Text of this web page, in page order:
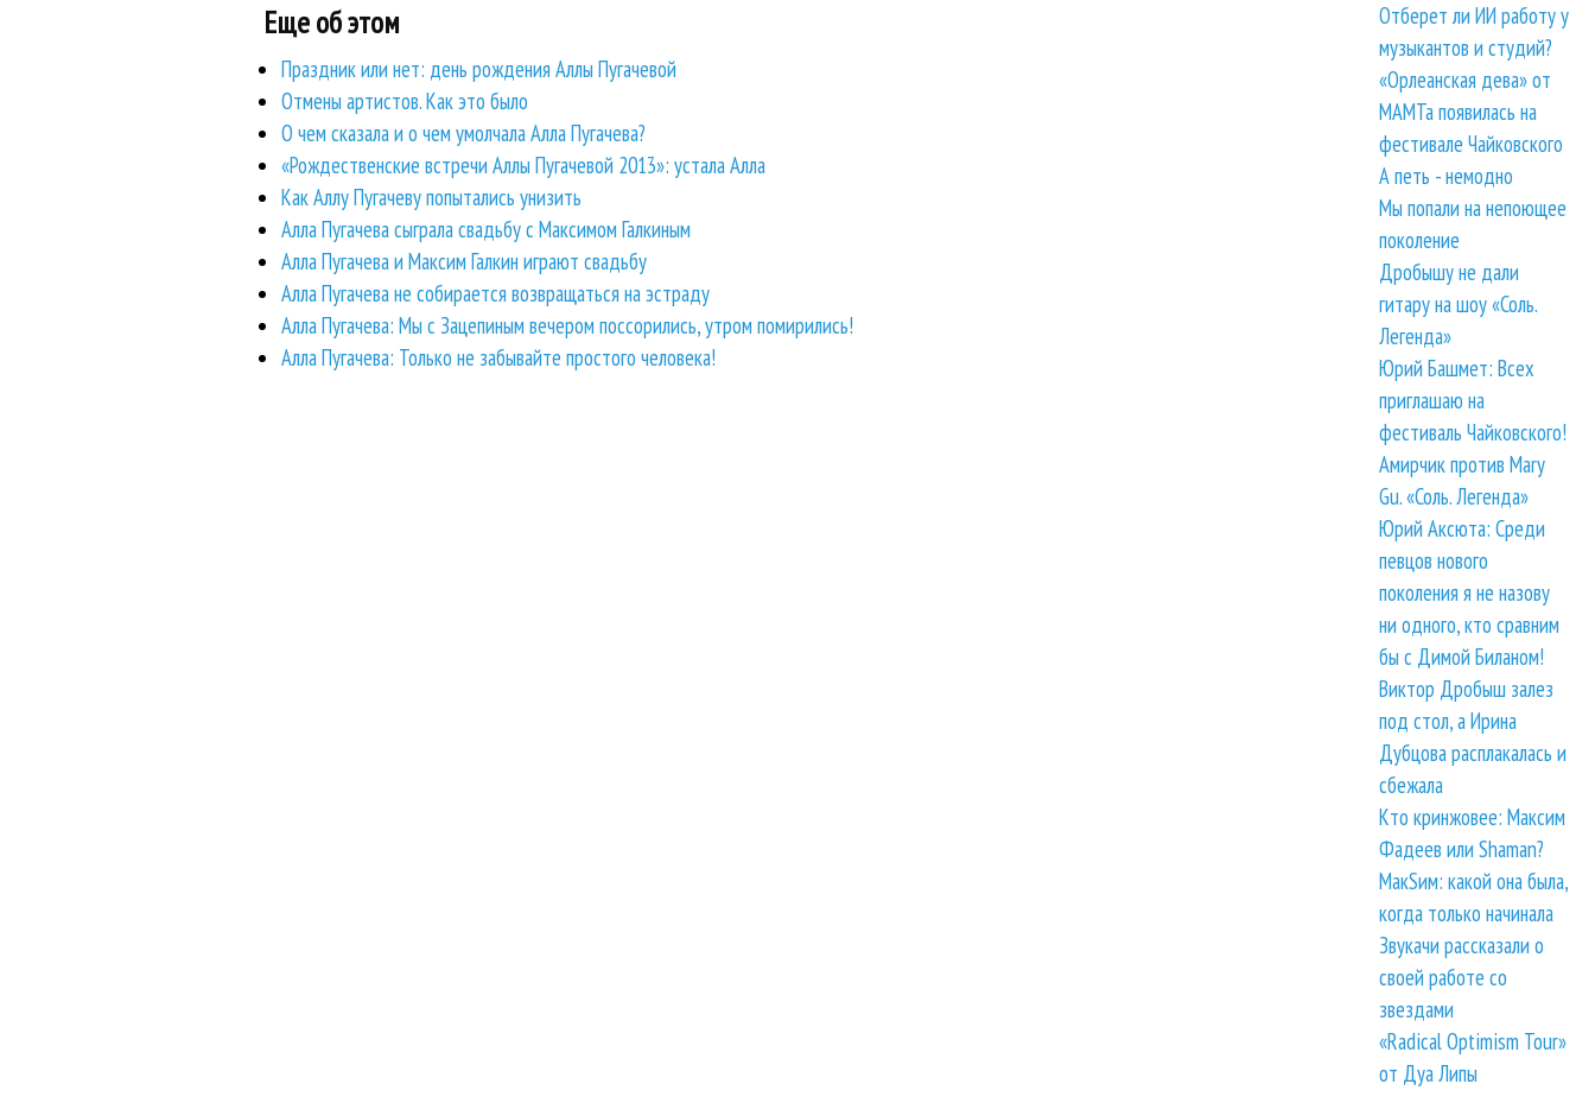
Еще об этом
Праздник или нет: день рождения Аллы Пугачевой
Отмены артистов. Как это было
О чем сказала и о чем умолчала Алла Пугачева?
«Рождественские встречи Аллы Пугачевой 2013»: устала Алла
Как Аллу Пугачеву попытались унизить
Алла Пугачева сыграла свадьбу с Максимом Галкиным
Алла Пугачева и Максим Галкин играют свадьбу
Алла Пугачева не собирается возвращаться на эстраду
Алла Пугачева: Мы с Зацепиным вечером поссорились, утром помирились!
Алла Пугачева: Только не забывайте простого человека!
Отберет ли ИИ работу у
музыкантов и студий?
«Орлеанская дева» от
МАМТа появилась на
фестивале Чайковского
А петь - немодно
Мы попали на непоющее
поколение
Дробышу не дали
гитару на шоу «Соль.
Легенда»
Юрий Башмет: Всех
приглашаю на
фестиваль Чайковского!
Амирчик против Mary
Gu. «Соль. Легенда»
Юрий Аксюта: Среди
певцов нового
поколения я не назову
ни одного, кто сравним
бы с Димой Биланом!
Виктор Дробыш залез
под стол, а Ирина
Дубцова расплакалась и
сбежала
Кто кринжовее: Максим
Фадеев или Shaman?
МакSим: какой она была,
когда только начинала
Звукачи рассказали о
своей работе со
звездами
«Radical Optimism Tour»
от Дуа Липы